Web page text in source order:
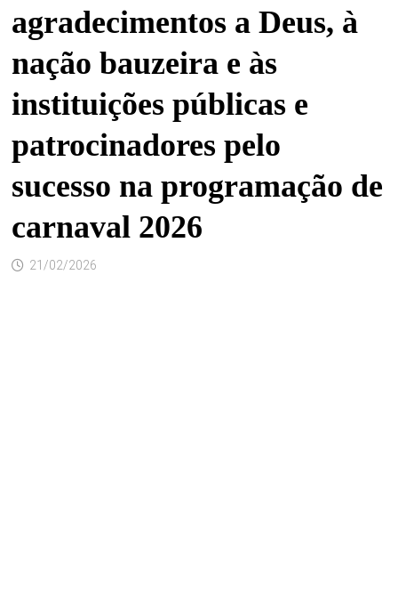
agradecimentos a Deus, à
nação bauzeira e às
instituições públicas e
patrocinadores pelo
sucesso na programação de
carnaval 2026
21/02/2026